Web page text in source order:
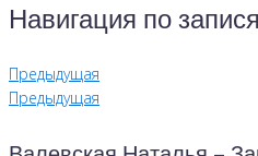
Навигация по
Предыдущая
Предыдущая